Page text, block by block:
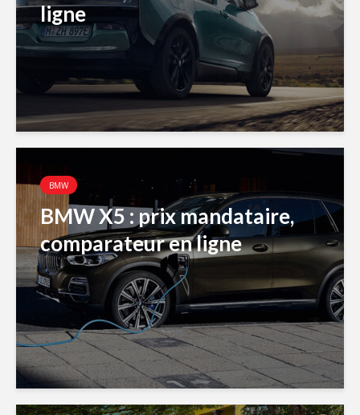
ligne
BMW
BMW X5 : prix mandataire,
comparateur en ligne